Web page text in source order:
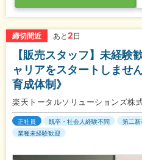
締切間近 あと 2 日
【販売スタッフ】未経
ャリアをスタートしませ
育成体制》
楽天トータルソリューションズ株
正社員 既卒・社会人経験不問 第二新
業種未経験歓迎